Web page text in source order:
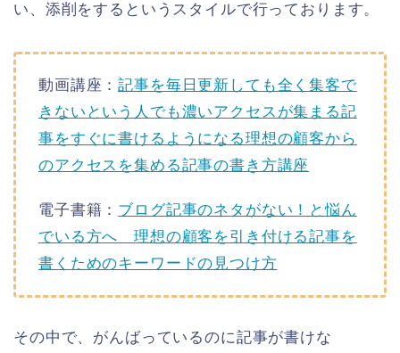
い、添削をするというスタイルで行っております。
動画講座：記事を毎日更新しても全く集客で
きないという人でも濃いアクセスが集まる記
事をすぐに書けるようになる理想の顧客から
のアクセスを集める記事の書き方講座
電子書籍： ブログ記事のネタがない！と悩ん
でいる方へ 理想の顧客を引き付ける記事を
書くためのキーワードの見つけ方
その中で、がんばっているのに記事が書けな